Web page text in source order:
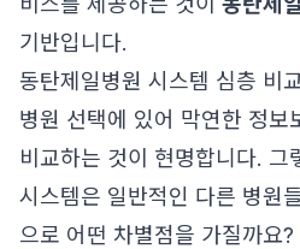
기반입니다.
동탄제일병원 시스템 심층 비
병원 선택에 있어 막연한 정보
비교하는 것이 현명합니다. 그
시스템은 일반적인 다른 병원
으로 어떤 차별점을 가질까요